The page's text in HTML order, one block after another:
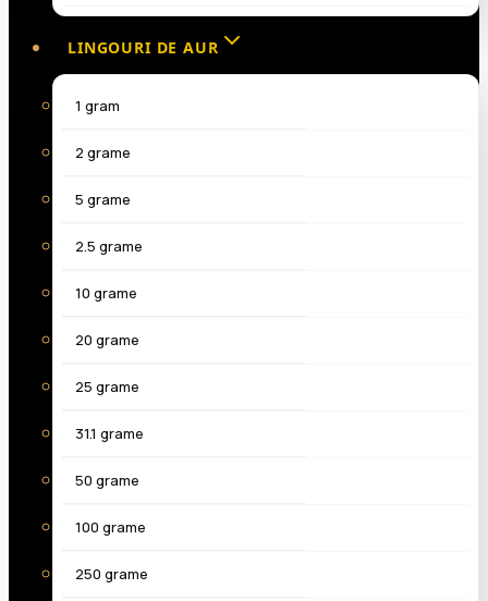
LINGOURI DE AUR
1 gram
2 grame
5 grame
2.5 grame
10 grame
20 grame
25 grame
31.1 grame
50 grame
100 grame
250 grame